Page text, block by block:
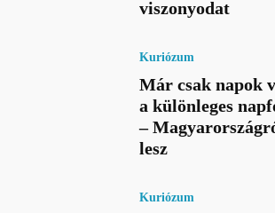
viszonyodat
Kuriózum
Már csak napok
a különleges
–
lesz
Kuriózum